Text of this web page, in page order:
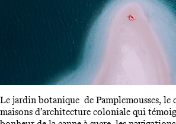
Le jardin botanique de Pamplemousses, le
maisons d’architecture coloniale qui